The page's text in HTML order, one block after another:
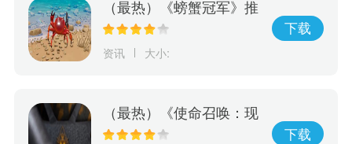
（最热）《螃蟹冠军》推
出新地图、新敌人 连击
资讯 大小:
下载
（最热）《使命召唤：现
代战争2》第三季将于下
下载